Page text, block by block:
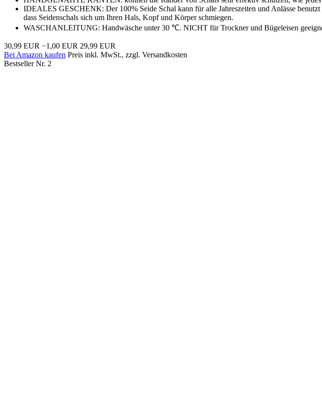
IDEALES GESCHENK: Der 100% Seide Schal kann für alle Jahreszeiten und Anlässe
dass Seidenschals sich um Ihren Hals, Kopf und Körper schmiegen.
WASCHANLEITUNG: Handwäsche unter 30 ℃. NICHT für Trockner und Bügeleisen
30,99 EUR −1,00 EUR 29,99 EUR
Bei Amazon kaufen Preis inkl. MwSt., zzgl. Versandkosten
Bestseller Nr. 2